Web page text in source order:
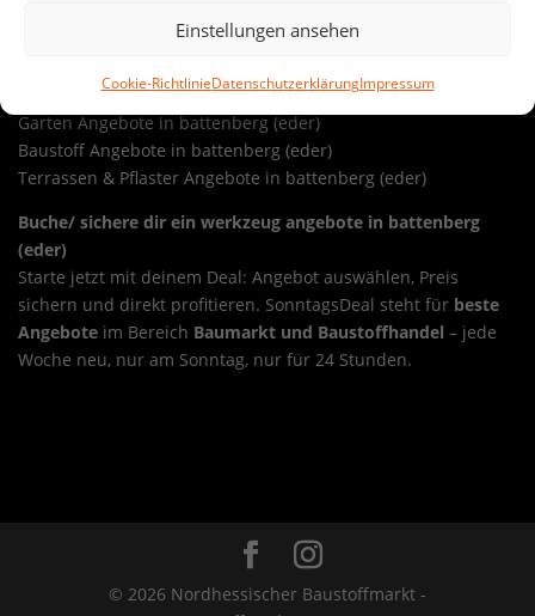
Einstellungen ansehen
Cookie-RichtlinieDatenschutzerklärungImpressum
du starke Preise, klare Auswahl und echte Sonntags-
Werkzeug Angebote in battenberg (eder)
Garten Angebote in battenberg (eder)
Baustoff Angebote in battenberg (eder)
Terrassen & Pflaster Angebote in battenberg (eder)
Buche/ sichere dir ein werkzeug angebote in battenberg
(eder)
Starte jetzt mit deinem Deal: Angebot auswählen, Preis
sichern und direkt profitieren. SonntagsDeal steht für beste
Angebote im Bereich Baumarkt und Baustoffhandel – jede
Woche neu, nur am Sonntag, nur für 24 Stunden.
© 2026 Nordhessischer Baustoffmarkt -